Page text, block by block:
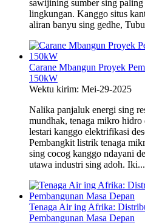
sawijining sumber sing
lingkungan. Kanggo situs
aliran banyu sing gedhe,
Carane Mbangun Proyek
150kW
Wektu kirim: Mei-29-2025
Nalika panjaluk energi sing
mundhak, tenaga mikro
lestari kanggo elektrifikasi
Pembangkit listrik tenaga
sing cocog kanggo ndayani
utawa industri sing adoh. Iki...
Tenaga Air ing Afrika:
Pembangunan Masa Depan